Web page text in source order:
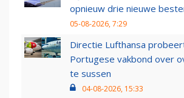
opnieuw drie nieuwe
05-08-2026, 7:29
Directie Lufthansa
Portugese vakbond over
te sussen
04-08-2026, 15:33